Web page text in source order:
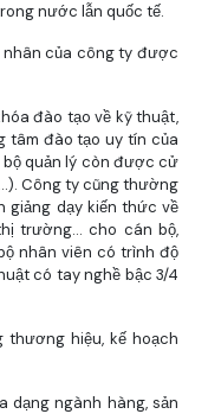
nước lẫn quốc tế.
của công ty được
đào tạo về kỹ thuật,
tâm đào tạo uy tín của
bộ quản lý còn được cử
Công ty cũng thường
giảng dạy kiến thức về
trường… cho cán bộ,
nhân viên có trình độ
có tay nghề bậc 3/4
hiệu, kế hoạch
dạng ngành hàng, sản